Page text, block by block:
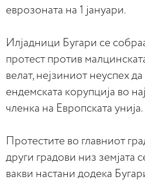
еврозоната на 1 јануари.
Илјадници Бугари се
протест против
велат, нејзиниот неуспех
ендемската корупција во
членка на Европската унија.
Протестите во главниот
други градови низ земјата
вакви настани додека